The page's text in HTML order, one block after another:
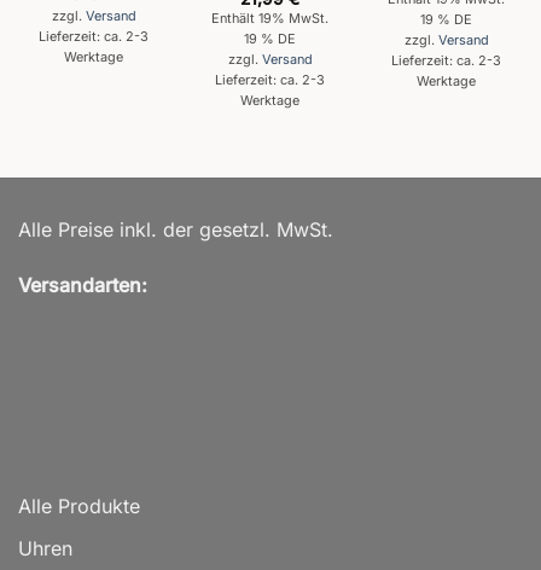
zzgl. Versand
Lieferzeit: ca. 2-3
Werktage
mit4.46
von 5
Enthält 19% MwSt.
19 % DE
zzgl. Versand
Lieferzeit: ca. 2-3
Werktage
19 % DE
zzgl. Versand
Lieferzeit: ca. 2-3
Werktage
Alle Preise inkl. der gesetzl. MwSt.
Versandarten:
Alle Produkte
Uhren